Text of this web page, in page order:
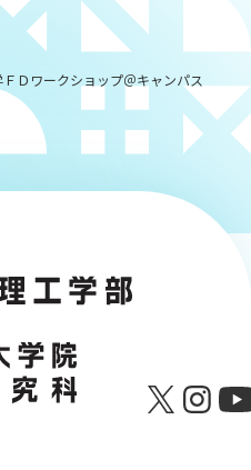
Ｄワークショップ＠キャンパス